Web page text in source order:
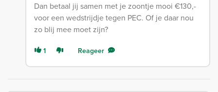
Dan betaal jij samen met je zoontje mooi €130,-
voor een wedstrijdje tegen PEC. Of je daar nou
zo blij mee moet zijn?
1 Reageer